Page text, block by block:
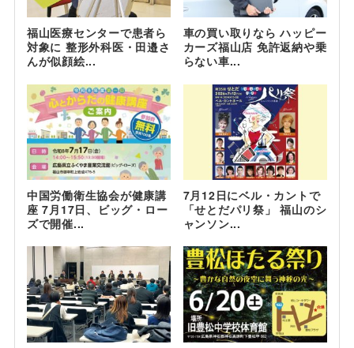
福山医療センターで患者ら
対象に 整形外科医・田邉さ
んが似顔絵...
車の買い取りなら ハッピー
カーズ福山店 免許返納や乗
らない車...
中国労働衛生協会が健康講
座 7月17日、ビッグ・ロー
ズで開催...
7月12日にベル・カントで
「せとだパリ祭」 福山のシ
ャンソン...